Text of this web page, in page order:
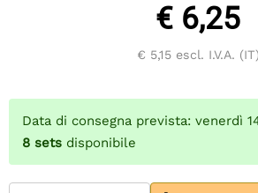
€ 6,25
€ 5,15escl. I.V.A. (IT)
Data di consegna prevista: venerdì
8 sets disponibile